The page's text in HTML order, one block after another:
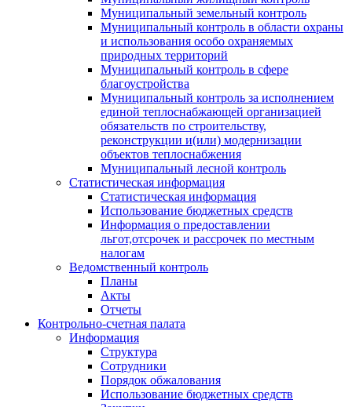
Муниципальный земельный контроль
Муниципальный контроль в области охраны
и использования особо охраняемых
природных территорий
Муниципальный контроль в сфере
благоустройства
Муниципальный контроль за исполнением
единой теплоснабжающей организацией
обязательств по строительству,
реконструкции и(или) модернизации
объектов теплоснабжения
Муниципальный лесной контроль
Статистическая информация
Статистическая информация
Использование бюджетных средств
Информация о предоставлении
льгот,отсрочек и рассрочек по местным
налогам
Ведомственный контроль
Планы
Акты
Отчеты
Контрольно-счетная палата
Информация
Структура
Сотрудники
Порядок обжалования
Использование бюджетных средств